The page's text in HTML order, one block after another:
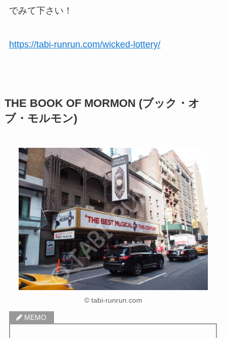
でみて下さい！
https://tabi-runrun.com/wicked-lottery/
THE BOOK OF MORMON (ブック・オ
ブ・モルモン)
© tabi-runrun.com